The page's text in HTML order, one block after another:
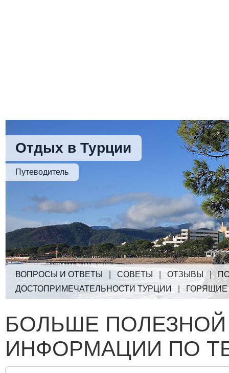
Отдых в Турции
Путеводитель
ВОПРОСЫ И ОТВЕТЫ |СОВЕТЫ ОТЗЫВЫ |
ДОСТОПРИМЕЧАТЕЛЬНОСТИ ТУРЦИИ|ГОРЯЩИЕ
БОЛЬШЕ ПОЛЕЗНОЙ
ИНФОРМАЦИИ ПО